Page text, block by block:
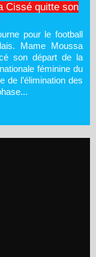
Cissé quitte son
pour le football
Mame Moussa
son départ de la
féminine du
de l’élimination des